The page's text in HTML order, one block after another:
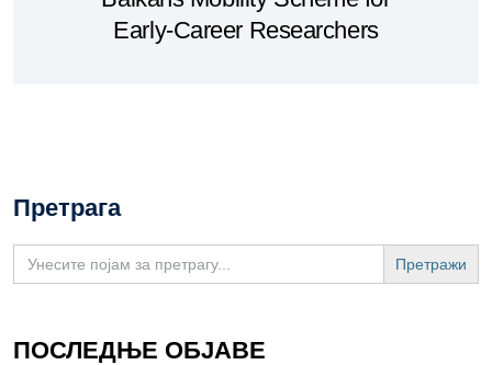
Early-Career Researchers
Претрага
Search
for:
ПОСЛЕДЊЕ ОБЈАВЕ